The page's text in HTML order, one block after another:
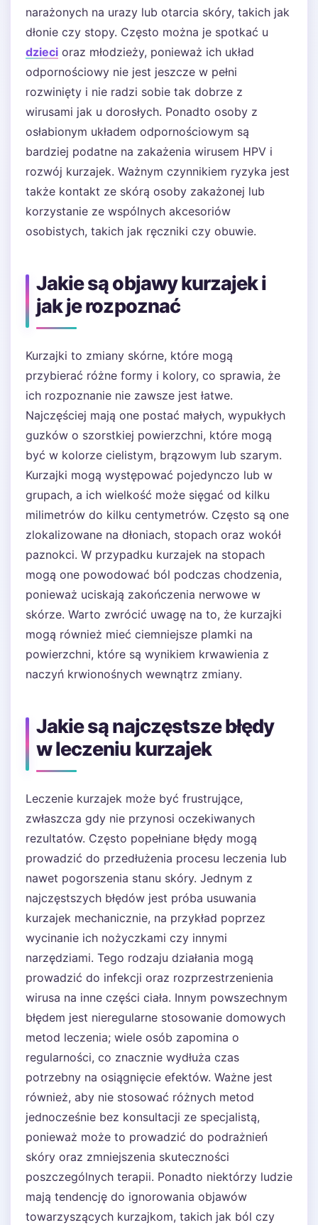
narażonych na urazy lub otarcia skóry, takich jak
dłonie czy stopy. Często można je spotkać u
dzieci oraz młodzieży, ponieważ ich układ
odpornościowy nie jest jeszcze w pełni
rozwinięty i nie radzi sobie tak dobrze z
wirusami jak u dorosłych. Ponadto osoby z
osłabionym układem odpornościowym są
bardziej podatne na zakażenia wirusem HPV i
rozwój kurzajek. Ważnym czynnikiem ryzyka jest
także kontakt ze skórą osoby zakażonej lub
korzystanie ze wspólnych akcesoriów
osobistych, takich jak ręczniki czy obuwie.
Jakie są objawy kurzajek i
jak je rozpoznać
Kurzajki to zmiany skórne, które mogą
przybierać różne formy i kolory, co sprawia, że
ich rozpoznanie nie zawsze jest łatwe.
Najczęściej mają one postać małych, wypukłych
guzków o szorstkiej powierzchni, które mogą
być w kolorze cielistym, brązowym lub szarym.
Kurzajki mogą występować pojedynczo lub w
grupach, a ich wielkość może sięgać od kilku
milimetrów do kilku centymetrów. Często są one
zlokalizowane na dłoniach, stopach oraz wokół
paznokci. W przypadku kurzajek na stopach
mogą one powodować ból podczas chodzenia,
ponieważ uciskają zakończenia nerwowe w
skórze. Warto zwrócić uwagę na to, że kurzajki
mogą również mieć ciemniejsze plamki na
powierzchni, które są wynikiem krwawienia z
naczyń krwionośnych wewnątrz zmiany.
Jakie są najczęstsze błędy
w leczeniu kurzajek
Leczenie kurzajek może być frustrujące,
zwłaszcza gdy nie przynosi oczekiwanych
rezultatów. Często popełniane błędy mogą
prowadzić do przedłużenia procesu leczenia lub
nawet pogorszenia stanu skóry. Jednym z
najczęstszych błędów jest próba usuwania
kurzajek mechanicznie, na przykład poprzez
wycinanie ich nożyczkami czy innymi
narzędziami. Tego rodzaju działania mogą
prowadzić do infekcji oraz rozprzestrzenienia
wirusa na inne części ciała. Innym powszechnym
błędem jest nieregularne stosowanie domowych
metod leczenia; wiele osób zapomina o
regularności, co znacznie wydłuża czas
potrzebny na osiągnięcie efektów. Ważne jest
również, aby nie stosować różnych metod
jednocześnie bez konsultacji ze specjalistą,
ponieważ może to prowadzić do podrażnień
skóry oraz zmniejszenia skuteczności
poszczególnych terapii. Ponadto niektórzy ludzie
mają tendencję do ignorowania objawów
towarzyszących kurzajkom, takich jak ból czy